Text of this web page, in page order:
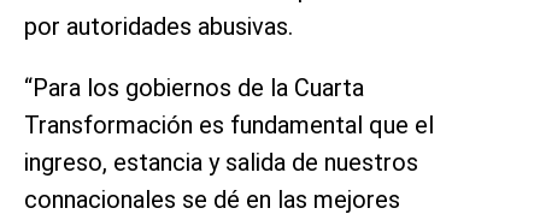
por autoridades abusivas.
“Para los gobiernos de la Cuarta
Transformación es fundamental que el
ingreso, estancia y salida de nuestros
connacionales se dé en las mejores